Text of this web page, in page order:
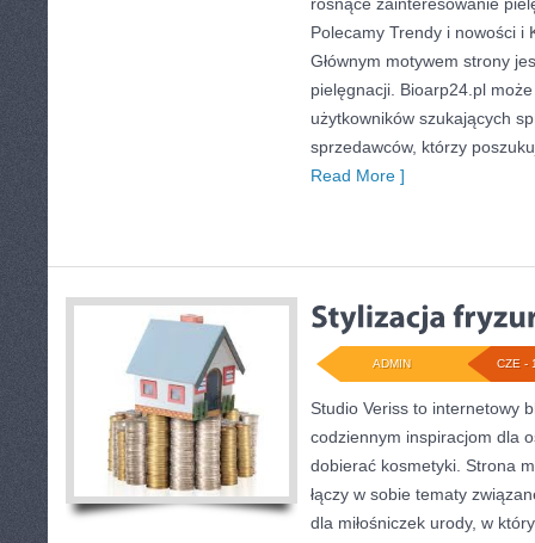
Polecamy Trendy i nowości i
Głównym motywem strony
pielęgnacji. Bioarp24.pl
użytkowników szukających
sprzedawców, którzy
Read More ]
CZE -
ADMIN
Studio Veriss to internetowy
codziennym inspiracjom dla
dobierać kosmetyki. Strona
łączy w sobie tematy
dla miłośniczek urody, w